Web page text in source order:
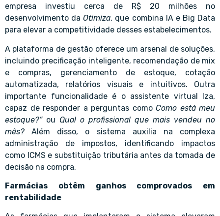
empresa investiu cerca de R$ 20 milhões no
desenvolvimento daOtimiza, que combina IA e Big Data
para elevar a competitividade desses estabelecimentos.
A plataforma de gestão oferece um arsenal de soluções,
incluindo precificação inteligente, recomendação de mix
e compras, gerenciamento de estoque, cotação
automatizada, relatórios visuais e intuitivos. Outra
importante funcionalidade é o assistente virtual Iza,
capaz de responder a perguntas como Como está meu
estoque?” ou Qual o profissional que mais vendeu no
mês? Além disso, o sistema auxilia na complexa
administração de impostos, identificando impactos
como ICMS e substituição tributária antes da tomada de
decisão na compra.
Farmácias obtêm ganhos comprovados em
rentabilidade